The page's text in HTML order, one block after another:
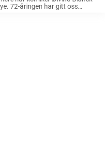
72-åringen har gitt oss